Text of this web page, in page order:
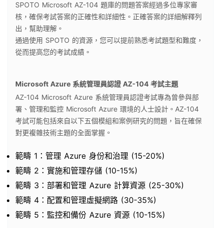
SPOTO Microsoft AZ-104 題庫的問題答案經過多位專家審
核，確保考試答案的正確性和詳細性。正確答案的詳細解釋列
出，幫助理解。
通過使用 SPOTO 的資源，您可以提前熟悉考試題型和難度，
從而提高您的考試成績。
Microsoft Azure 系統管理員認證 AZ-104 考試主題
AZ-104 Microsoft Azure 系統管理員認證考試專為曾參與部
署、管理和監控 Microsoft Azure 環境的人士設計。AZ-104
考試可能包括來自以下五個模組和案例研究的問題，旨在確保
對更複雜技術主題的全面掌握。
範疇 1：管理 Azure 身份和治理 (15-20%)
範疇 2：實施和管理存儲 (10-15%)
範疇 3：部署和管理 Azure 計算資源 (25-30%)
範疇 4：配置和管理虛擬網路 (30-35%)
範疇 5：監控和備份 Azure 資源 (10-15%)